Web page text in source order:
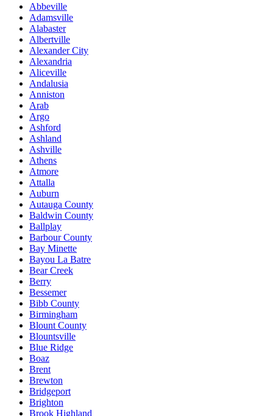
Abbeville
Adamsville
Alabaster
Albertville
Alexander City
Alexandria
Aliceville
Andalusia
Anniston
Arab
Argo
Ashford
Ashland
Ashville
Athens
Atmore
Attalla
Auburn
Autauga County
Baldwin County
Ballplay
Barbour County
Bay Minette
Bayou La Batre
Bear Creek
Berry
Bessemer
Bibb County
Birmingham
Blount County
Blountsville
Blue Ridge
Boaz
Brent
Brewton
Bridgeport
Brighton
Brook Highland